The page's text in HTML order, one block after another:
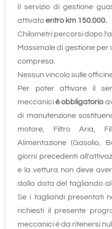
Il servizio di gestione
attivatoentro km 150.000.
Chilometri percorsi dopo
Massimale di gestione per
compresa.
Nessun vincolo sulle
Per poter attivare il
meccaniciè obbligatorio
di manutenzione
motore, Filtro Aria,
Alimentazione (Gasolio,
giorni precedenti
e la vettura non deve
dalla data del tagliando al
Se i tagliandi presentati
richiesti il presente
meccanici è da ritenersi